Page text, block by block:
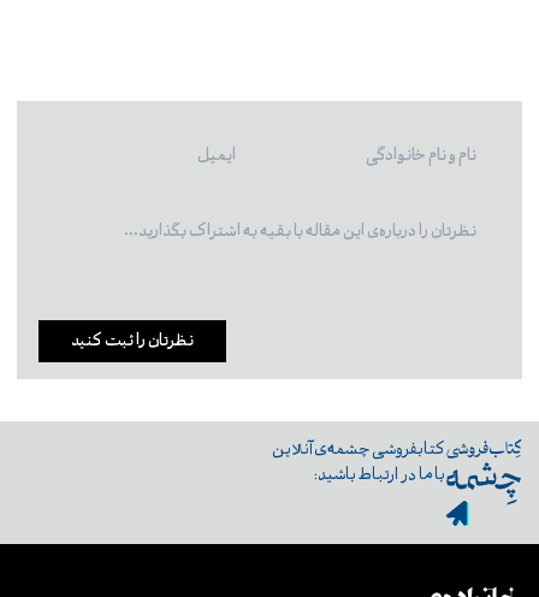
نظرتان را ثبت کنید
کتابفروشی چشمه‌ی آنلاین
با ما در ارتباط باشید: